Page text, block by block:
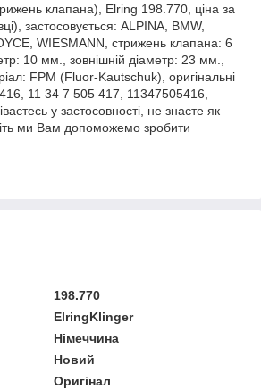
клапана), Elring 198.770, ціна за
застосовується: ALPINA, BMW,
WIESMANN, стрижень клапана: 6
10 мм., зовнішній діаметр: 23 мм.,
FPM (Fluor-Kautschuk), оригінальні
11 34 7 505 417, 11347505416,
у застосовності, не знаєте як
ми Вам допоможемо зробити
198.770
ElringKlinger
Німеччина
Новий
Оригінал